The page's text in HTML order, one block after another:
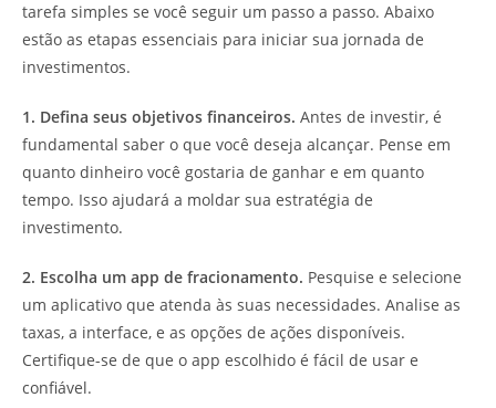
tarefa simples se você seguir um passo a passo. Abaixo
estão as etapas essenciais para iniciar sua jornada de
investimentos.
1. Defina seus objetivos financeiros. Antes de investir, é
fundamental saber o que você deseja alcançar. Pense em
quanto dinheiro você gostaria de ganhar e em quanto
tempo. Isso ajudará a moldar sua estratégia de
investimento.
2. Escolha um app de fracionamento. Pesquise e selecione
um aplicativo que atenda às suas necessidades. Analise as
taxas, a interface, e as opções de ações disponíveis.
Certifique-se de que o app escolhido é fácil de usar e
confiável.